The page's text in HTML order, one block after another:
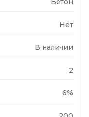
Бетон
Нет
В наличии
2
6%